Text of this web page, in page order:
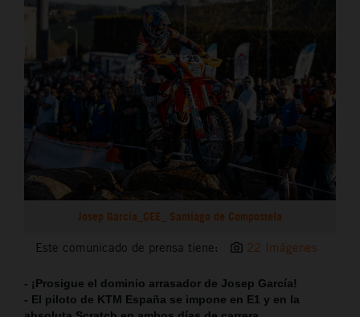
Josep García_CEE_ Santiago de Compostela
Este comunicado de prensa tiene: 22 Imágenes
- ¡Prosigue el dominio arrasador de Josep García!
- El piloto de KTM España se impone en E1 y en la